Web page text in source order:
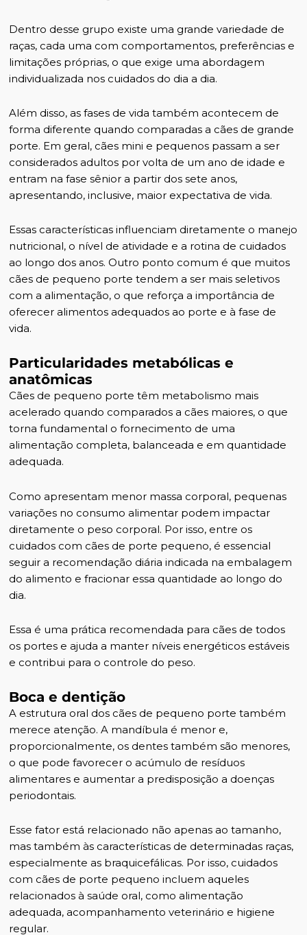
Dentro desse grupo existe uma grande variedade de
raças, cada uma com comportamentos, preferências e
limitações próprias, o que exige uma abordagem
individualizada nos cuidados do dia a dia.
Além disso, as fases de vida também acontecem de
forma diferente quando comparadas a cães de grande
porte. Em geral, cães mini e pequenos passam a ser
considerados adultos por volta de um ano de idade e
entram na fase sênior a partir dos sete anos,
apresentando, inclusive, maior expectativa de vida.
Essas características influenciam diretamente o manejo
nutricional, o nível de atividade e a rotina de cuidados
ao longo dos anos. Outro ponto comum é que muitos
cães de pequeno porte tendem a ser mais seletivos
com a alimentação, o que reforça a importância de
oferecer alimentos adequados ao porte e à fase de
vida.
Particularidades metabólicas e
anatômicas
Cães de pequeno porte têm metabolismo mais
acelerado quando comparados a cães maiores, o que
torna fundamental o fornecimento de uma
alimentação completa, balanceada e em quantidade
adequada.
Como apresentam menor massa corporal, pequenas
variações no consumo alimentar podem impactar
diretamente o peso corporal. Por isso, entre os
cuidados com cães de porte pequeno, é essencial
seguir a recomendação diária indicada na embalagem
do alimento e fracionar essa quantidade ao longo do
dia.
Essa é uma prática recomendada para cães de todos
os portes e ajuda a manter níveis energéticos estáveis
e contribui para o controle do peso.
Boca e dentição
A estrutura oral dos cães de pequeno porte também
merece atenção. A mandíbula é menor e,
proporcionalmente, os dentes também são menores,
o que pode favorecer o acúmulo de resíduos
alimentares e aumentar a predisposição a doenças
periodontais.
Esse fator está relacionado não apenas ao tamanho,
mas também às características de determinadas raças,
especialmente as braquicefálicas. Por isso, cuidados
com cães de porte pequeno incluem aqueles
relacionados à saúde oral, como alimentação
adequada, acompanhamento veterinário e higiene
regular.